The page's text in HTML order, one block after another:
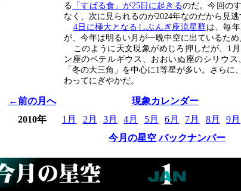
る 「すばる食」が25日に起きるのだ。今回の
なく、次に見られるのが2024年なのだから見逃
4日に極大となるしぶんぎ座流星群は、毎
が、今年は明るい月が一晩中空に出ているため
このように天文現象がめじろ押しだが、1
ン座のベテルギウス、おおいぬ座のシリウ
「冬の大三角」を中心に1等星が多い。さらに、
わってにぎやかだ。
←前の月へ 現象カレンダー
2010年
1月 2月 3月 4月 5月 6月 7月 8月 9月
今月の星空 バックナンバー